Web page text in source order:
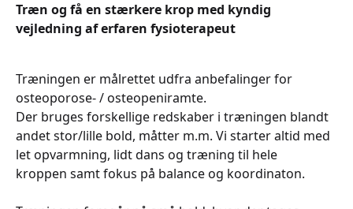
Træn og få en stærkere krop med kyndig
vejledning af erfaren fysioterapeut
Træningen er målrettet udfra anbefalinger for
osteoporose- / osteopeniramte.
Der bruges forskellige redskaber i træningen blandt
andet stor/lille bold, måtter m.m. Vi starter altid med
let opvarmning, lidt dans og træning til hele
kroppen samt fokus på balance og koordinaton.